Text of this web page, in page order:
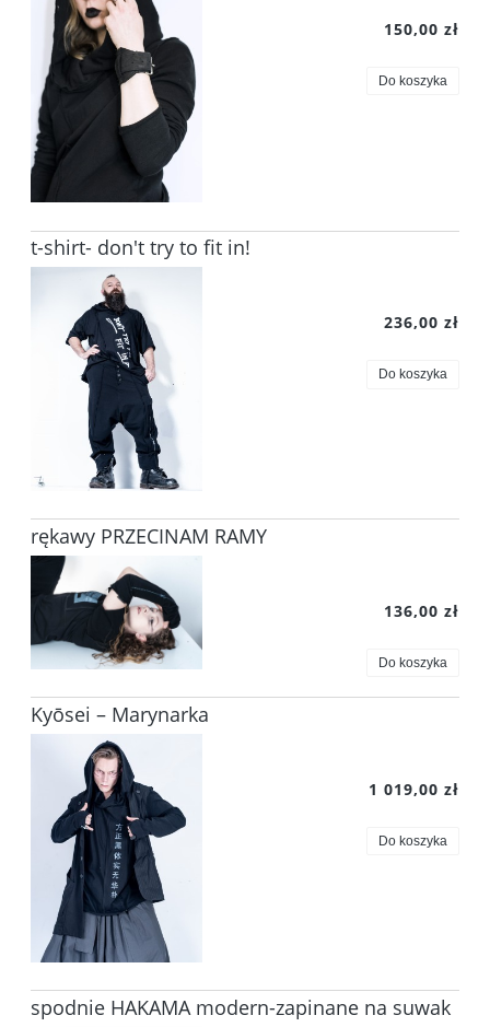
150,00 zł
Do koszyka
t-shirt- don't try to fit in!
236,00 zł
Do koszyka
rękawy PRZECINAM RAMY
136,00 zł
Do koszyka
Kyōsei – Marynarka
1 019,00 zł
Do koszyka
spodnie HAKAMA modern-zapinane na suwak